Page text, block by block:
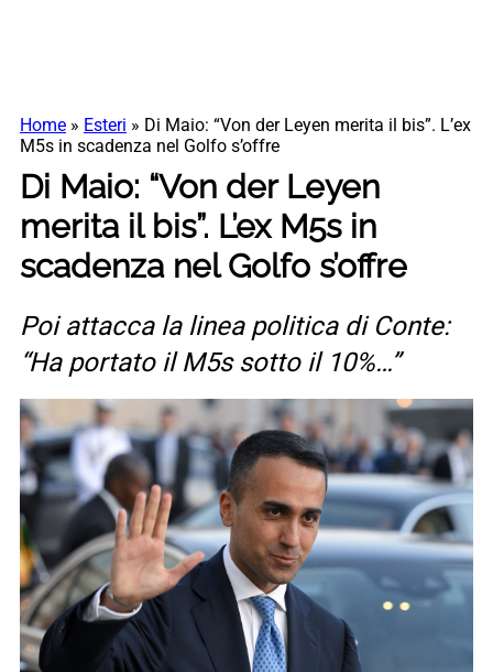
Home » Esteri » Di Maio: “Von der Leyen merita il bis”. L’ex
M5s in scadenza nel Golfo s’offre
Di Maio: “Von der Leyen
merita il bis”. L’ex M5s in
scadenza nel Golfo s’offre
Poi attacca la linea politica di Conte:
“Ha portato il M5s sotto il 10%…”